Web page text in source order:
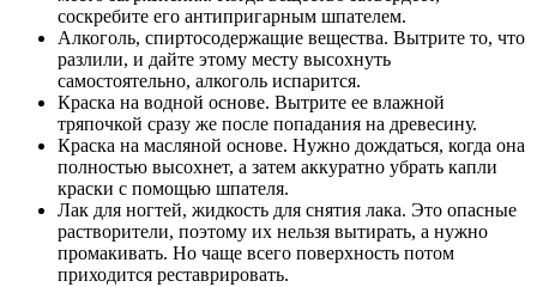
соскребите его антипригарным шпателем.
Алкоголь, спиртосодержащие вещества. Вытрите то, что
разлили, и дайте этому месту высохнуть
самостоятельно, алкоголь испарится.
Краска на водной основе. Вытрите ее влажной
тряпочкой сразу же после попадания на древесину.
Краска на масляной основе. Нужно дождаться, когда она
полностью высохнет, а затем аккуратно убрать капли
краски с помощью шпателя.
Лак для ногтей, жидкость для снятия лака. Это опасные
растворители, поэтому их нельзя вытирать, а нужно
промакивать. Но чаще всего поверхность потом
приходится реставрировать.